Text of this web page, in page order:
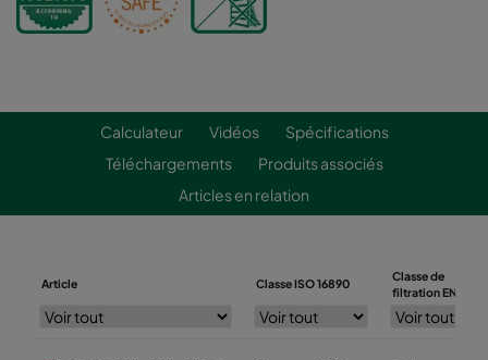
Calculateur Vidéos
Spécifications
Téléchargements
Produits associés
Articles en relation
Article Classe ISO 16890
Classe de
filtration EN779